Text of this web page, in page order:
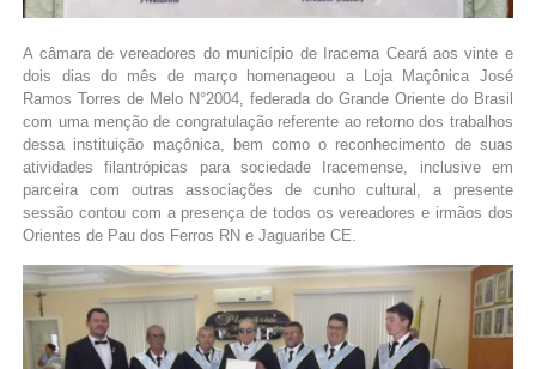
A câmara de vereadores do município de Iracema Ceará aos vinte e
dois dias do mês de março homenageou a Loja Maçônica José
Ramos Torres de Melo N°2004, federada do Grande Oriente do Brasil
com uma menção de congratulação referente ao retorno dos trabalhos
dessa instituição maçônica, bem como o reconhecimento de suas
atividades filantrópicas para sociedade Iracemense, inclusive em
parceira com outras associações de cunho cultural, a presente
sessão contou com a presença de todos os vereadores e irmãos dos
Orientes de Pau dos Ferros RN e Jaguaribe CE.